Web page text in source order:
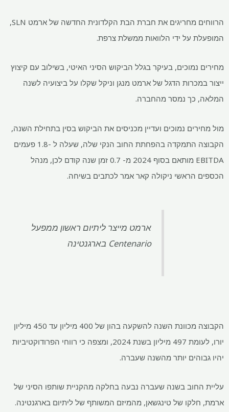
הרווחים מחריגים את חברת הבת הקלדונית החדשה של ארמט SLN,
על ידי הלוואות ממשלת צרפת.
בעיקר בגלל הביקוש הסיני האיטי, בשילוב עם קיצוץ
הדגל של ארמט מנגן וניקל שקלו על ביצועיה לשנה
כך נמסר מהחברה.
נמוכים ועדיין מכניסים את הביקוש בסין בתחילת השנה,
הקבוצה התמקדה בהפחתת החוב הנקי שלה, שעלה ל -1.8 פעמים
EBITDA מותאם בסוף 2024 מ- 0.7 זמן שנה קודם לכן, מנהל
הראשי ניקולה קאר אמר לכתבים בשיחה.
ארמט מייצר ליתיום ראשון ממפעל
Centenario בארגנטינה
הקבוצה מכוונת השנה להשקעה בהון של 400 מיליון עד 450 מיליון
יורו, לעומת 497 מיליון בשנת 2024, ומצפה כי רווחי הפרודוקטיביות
יותר מהשנה שעברה.
בשנה שעברה נבעה בחלקה מהקניית שותפו הסיני של
של טינגשאן, מהמיזם המשותף של ליתיום בארגנטינה.